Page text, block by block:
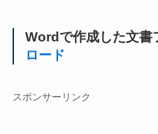
Wordで作成した文書
ロード
スポンサーリンク